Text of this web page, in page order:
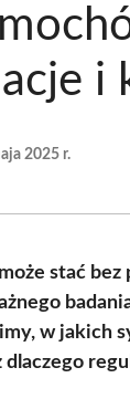
i
2025 r.
stać
w jakich
dlaczego